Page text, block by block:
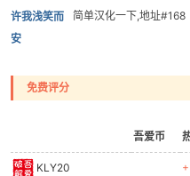
许我浅笑而
安
简单汉化一下,地址#168
免费评分
吾爱币
KLY20 +